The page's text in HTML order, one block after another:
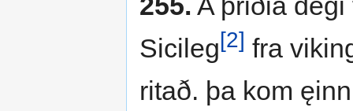
Sicileg[2] fra
ritað. þa kom